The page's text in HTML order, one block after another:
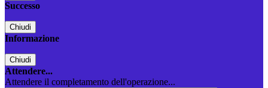
Successo
Chiudi
Informazione
Chiudi
Attendere...
Attendere il completamento dell'operazione...